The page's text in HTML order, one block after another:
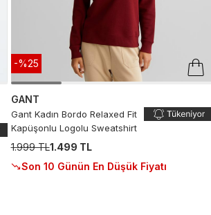
-%25
GANT
Gant Kadın Bordo Relaxed Fit
Kapüşonlu Logolu Sweatshirt
1.999 TL1.499 TL
Son 10 Günün En Düşük Fiyatı